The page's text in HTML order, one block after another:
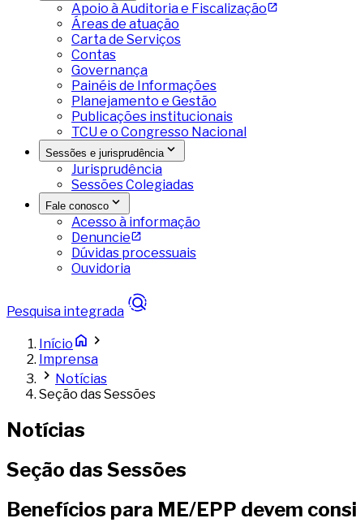
Apoio à Auditoria e Fiscalização
Áreas de atuação
Carta de Serviços
Contas
Governança
Painéis de Informações
Planejamento e Gestão
Publicações institucionais
TCU e o Congresso Nacional
Sessões e jurisprudência
Jurisprudência
Sessões Colegiadas
Fale conosco
Acesso à informação
Denuncie
Dúvidas processuais
Ouvidoria
Pesquisa integrada
Início
Imprensa
Notícias
Seção das Sessões
Notícias
Seção das Sessões
Benefícios para ME/EPP devem